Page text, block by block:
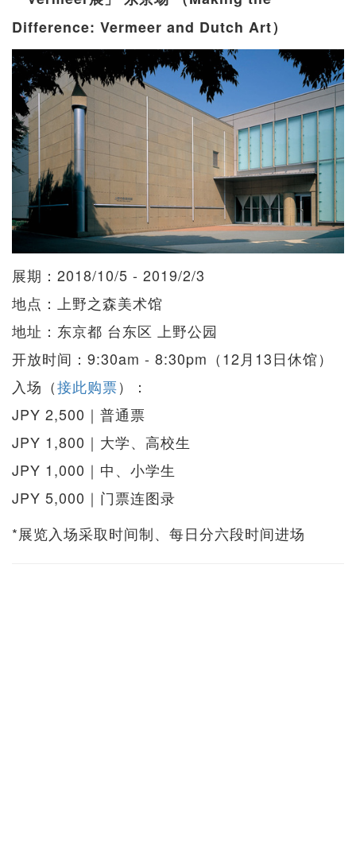
Difference: Vermeer and Dutch Art）
展期：2018/10/5 - 2019/2/3
地点：上野之森美术馆
地址：东京都 台东区 上野公园
开放时间：9:30am - 8:30pm（12月13日休馆）
入场（接此购票）：
JPY 2,500｜普通票
JPY 1,800｜大学、高校生
JPY 1,000｜中、小学生
JPY 5,000｜门票连图录
*展览入场采取时间制、每日分六段时间进场